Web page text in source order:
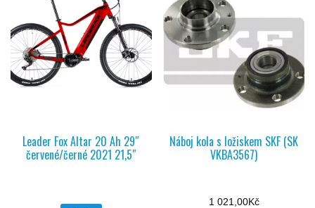
Leader Fox Altar 20 Ah 29″
červené/černé 2021 21,5″
Náboj kola s ložiskem SKF (SK
VKBA3567)
1 021,00Kč